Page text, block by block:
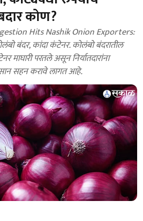
कोण?
Hits Nashik Onion Exporters:
बंदर, कांदा कंटेनर. कोलंबो बंदरातील
माघारी परतले असून निर्यातदारांना
सहन करावे लागत आहे.